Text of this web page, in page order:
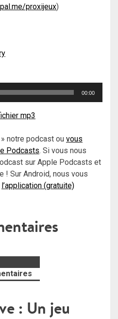
proxijeux)
00:00
mp3
notre podcast ou vous
Podcasts. Si vous nous
sur Apple Podcasts et
! Sur Android, nous vous
l’application (gratuite)
: Un jeu